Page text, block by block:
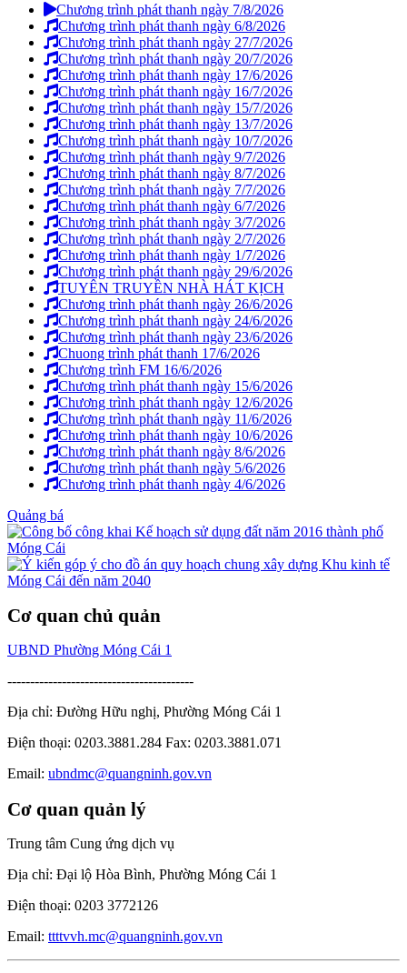
Chương trình phát thanh ngày 7/8/2026
Chương trình phát thanh ngày 6/8/2026
Chương trình phát thanh ngày 27/7/2026
Chương trình phát thanh ngày 20/7/2026
Chương trình phát thanh ngày 17/6/2026
Chương trình phát thanh ngày 16/7/2026
Chương trình phát thanh ngày 15/7/2026
Chương trình phát thanh ngày 13/7/2026
Chương trình phát thanh ngày 10/7/2026
Chương trình phát thanh ngày 9/7/2026
Chương trình phát thanh ngày 8/7/2026
Chương trình phát thanh ngày 7/7/2026
Chương trình phát thanh ngày 6/7/2026
Chương trình phát thanh ngày 3/7/2026
Chương trình phát thanh ngày 2/7/2026
Chương trình phát thanh ngày 1/7/2026
Chương trình phát thanh ngày 29/6/2026
TUYÊN TRUYỀN NHÀ HÁT KỊCH
Chương trình phát thanh ngày 26/6/2026
Chương trình phát thanh ngày 24/6/2026
Chương trình phát thanh ngày 23/6/2026
Chuong trình phát thanh 17/6/2026
Chương trình FM 16/6/2026
Chương trình phát thanh ngày 15/6/2026
Chương trình phát thanh ngày 12/6/2026
Chương trình phát thanh ngày 11/6/2026
Chương trình phát thanh ngày 10/6/2026
Chương trình phát thanh ngày 8/6/2026
Chương trình phát thanh ngày 5/6/2026
Chương trình phát thanh ngày 4/6/2026
Quảng bá
Cơ quan chủ quản
UBND Phường Móng Cái 1
-----------------------------------------
Địa chỉ: Đường Hữu nghị, Phường Móng Cái 1
Điện thoại: 0203.3881.284 Fax: 0203.3881.071
Email: ubndmc@quangninh.gov.vn
Cơ quan quản lý
Trung tâm Cung ứng dịch vụ
Địa chỉ: Đại lộ Hòa Bình, Phường Móng Cái 1
Điện thoại: 0203 3772126
Email: ttttvvh.mc@quangninh.gov.vn